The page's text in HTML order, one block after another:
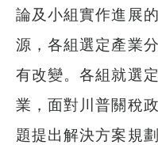
論及小組實作進展
源，各組選定產業
有改變。各組就選
業，面對川普關稅
題提出解決方案規